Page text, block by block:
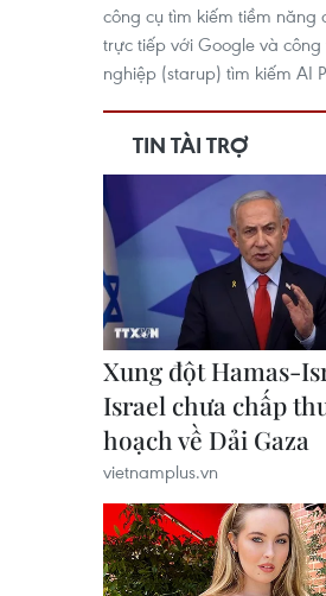
công cụ tìm kiếm tiềm năng
trực tiếp với Google và công
nghiệp (starup) tìm kiếm AI